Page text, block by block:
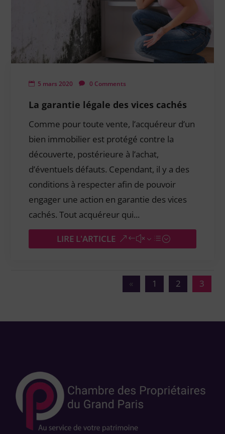
5 mars 2020 0 Comments
La garantie légale des vices cachés
Comme pour toute vente, l’acquéreur d’un
bien immobilier est protégé contre la
découverte, postérieure à l’achat,
d’éventuels défauts. Cependant, il y a des
conditions à respecter afin de pouvoir
engager une action en garantie des vices
cachés. Tout acquéreur qui...
LIRE L'ARTICLE
« 1 2 3